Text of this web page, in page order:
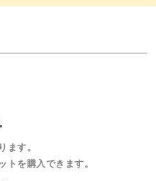
くだけでも素敵なインテ
す。
を購入できます。